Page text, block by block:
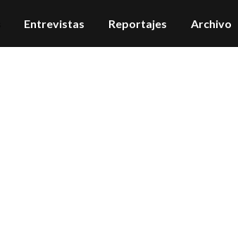
Entrevistas Reportajes Archivo